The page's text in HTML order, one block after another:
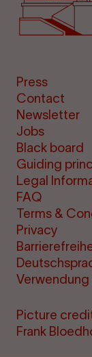
Press
Contact
Newsletter
Jobs
Black board
Guiding
Legal
FAQ
Terms &
Privacy
Picture
Frank